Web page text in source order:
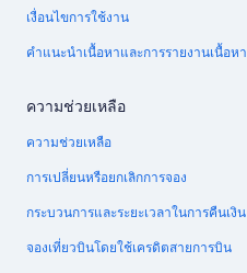
เงื่อนไขการใช้งาน
คำแนะนำเนื้อหาและการรายงานเนื้อหา
ความช่วยเหลือ
ความช่วยเหลือ
การเปลี่ยนหรือยกเลิกการจอง
กระบวนการและระยะเวลาในการคืนเงิน
จองเที่ยวบินโดยใช้เครดิตสายการบิน